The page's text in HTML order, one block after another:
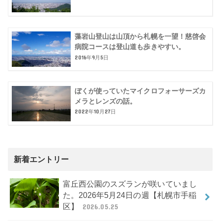
藻岩山登山は山頂から札幌を一望！慈啓会
病院コースは登山道も歩きやすい。
2016年9月5日
ぼくが使っていたマイクロフォーサーズカ
メラとレンズの話。
2022年10月27日
新着エントリー
富丘西公園のスズランが咲いていまし
た。2026年5月24日の週【札幌市手稲
区】
2026.05.25